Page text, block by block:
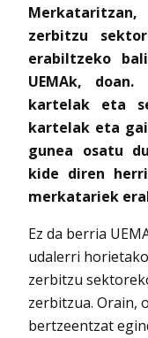
zerbitzu
erabiltzeko
UEMAk,
kartelak eta
kartelak eta
gunea osatu
kide diren
merkatariek
Ez da berria
udalerri
zerbitzu
zerbitzua. Orain,
bertzeentzat